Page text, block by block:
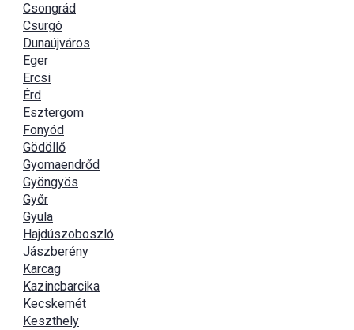
Csongrád
Csurgó
Dunaújváros
Eger
Ercsi
Érd
Esztergom
Fonyód
Gödöllő
Gyomaendrőd
Gyöngyös
Győr
Gyula
Hajdúszoboszló
Jászberény
Karcag
Kazincbarcika
Kecskemét
Keszthely